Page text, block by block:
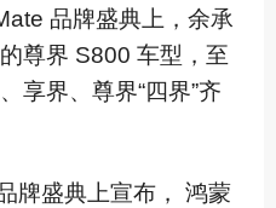
品牌盛典上，余承
尊界 S800 车型，至
享界、尊界“四界”齐
牌盛典上宣布， 鸿蒙